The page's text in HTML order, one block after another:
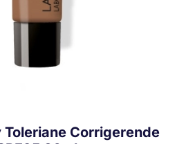
Toleriane Corrigerende